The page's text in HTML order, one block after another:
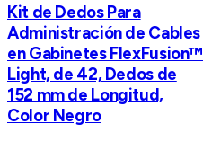
Kit de Dedos Para
Administración de Cables
en Gabinetes FlexFusion™
Light, de 42, Dedos de
152 mm de Longitud,
Color Negro